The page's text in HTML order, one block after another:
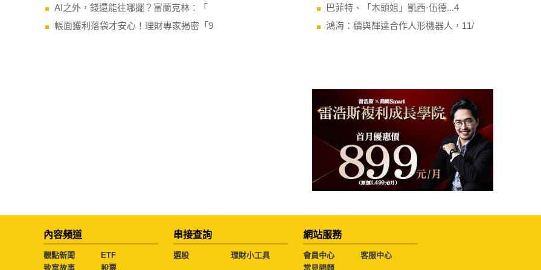
AI之外，錢還能往哪擺？富蘭克林：「
帳面獲利落袋才安心！理財專家揭密「9
巴菲特、「木頭姐」凱西·伍德...4
鴻海：續與輝達合作人形機器人，11/
內容頻道
觀點新聞
ETF
致富故事
股票
串接查詢
選股 理財小工具
網站服務
會員中心
客服中心
常見問題